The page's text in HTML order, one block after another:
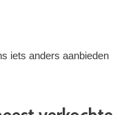
iets anders aanbieden